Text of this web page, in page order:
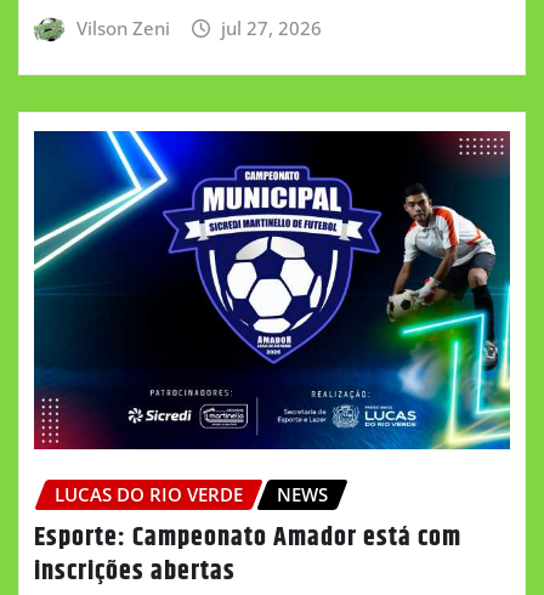
Vilson Zeni jul 27, 2026
LUCAS DO RIO VERDE NEWS
Esporte: Campeonato Amador está com
inscrições abertas